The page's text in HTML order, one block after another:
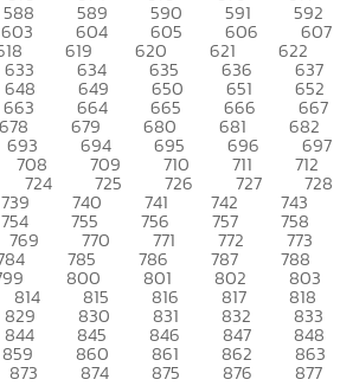
588 589 590 591 592
603 604 605 606 607
619 620 621 622
633 634 635 636 637
648 649 650 651 652
663 664 665 666 667
678 679 680 681 682
693 694 695 696 697
708 709 710 711 712
724 725 726 727 728
739 740 741 742 743
754 755 756 757 758
769 770 771 772 773
785 786 787 788
800 801 802 803
814 815 816 817 818
829 830 831 832 833
844 845 846 847 848
859 860 861 862 863
873 874 875 876 877